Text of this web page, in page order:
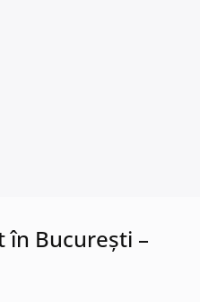
în București –